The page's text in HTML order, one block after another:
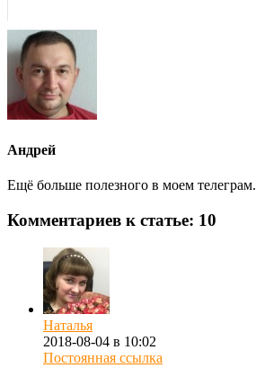
Андрей
Ещё больше полезного в моем телеграм.
Комментариев к статье: 10
Наталья
2018-08-04 в 10:02
Постоянная ссылка